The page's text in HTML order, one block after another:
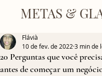
METAS &
20 Perguntas que você
antes de começar um
Flávià
10 de fev. de 2022 3 min de